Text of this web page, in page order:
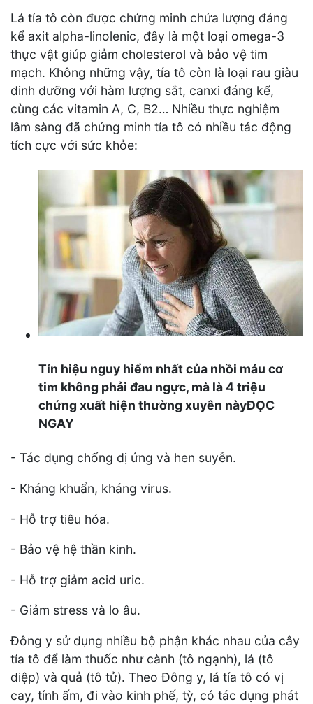
Lá tía tô còn được chứng minh chứa lượng đáng
kể axit alpha-linolenic, đây là một loại omega-3
thực vật giúp giảm cholesterol và bảo vệ tim
mạch. Không những vậy, tía tô còn là loại rau giàu
dinh dưỡng với hàm lượng sắt, canxi đáng kể,
cùng các vitamin A, C, B2… Nhiều thực nghiệm
lâm sàng đã chứng minh tía tô có nhiều tác động
tích cực với sức khỏe:
Tín hiệu nguy hiểm nhất của nhồi máu cơ
tim không phải đau ngực, mà là 4 triệu
chứng xuất hiện thường xuyên nàyĐỌC
NGAY
- Tác dụng chống dị ứng và hen suyễn.
- Kháng khuẩn, kháng virus.
- Hỗ trợ tiêu hóa.
- Bảo vệ hệ thần kinh.
- Hỗ trợ giảm acid uric.
- Giảm stress và lo âu.
Đông y sử dụng nhiều bộ phận khác nhau của cây
tía tô để làm thuốc như cành (tô ngạnh), lá (tô
diệp) và quả (tô tử). Theo Đông y, lá tía tô có vị
cay, tính ấm, đi vào kinh phế, tỳ, có tác dụng phát